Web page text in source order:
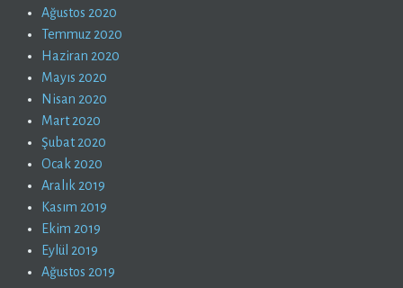
Ağustos 2020
Temmuz 2020
Haziran 2020
Mayıs 2020
Nisan 2020
Mart 2020
Şubat 2020
Ocak 2020
Aralık 2019
Kasım 2019
Ekim 2019
Eylül 2019
Ağustos 2019